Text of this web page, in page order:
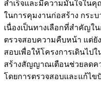
สำเร็จและมีความมั่นใจใน
ในการคุมงานก่อสร้าง กระ
เนื่องเป็นทางเลือกที่สำคัญใ
ตรวจสอบความคืบหน้า แต่ยั
สอบเพื่อให้โครงการเดินไป
สร้างสัญญาณเตือนช่วยลดค
โดยการตรวจสอบและแก้ไ